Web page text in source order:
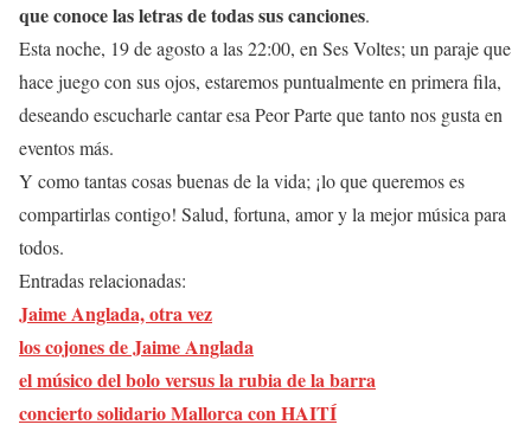
que conoce las letras de todas sus canciones.
Esta noche, 19 de agosto a las 22:00, en Ses Voltes; un paraje que
hace juego con sus ojos, estaremos puntualmente en primera fila,
deseando escucharle cantar esa Peor Parte que tanto nos gusta en
eventos más.
Y como tantas cosas buenas de la vida; ¡lo que queremos es
compartirlas contigo! Salud, fortuna, amor y la mejor música para
todos.
Entradas relacionadas:
Jaime Anglada, otra vez
los cojones de Jaime Anglada
el músico del bolo versus la rubia de la barra
concierto solidario Mallorca con HAITÍ